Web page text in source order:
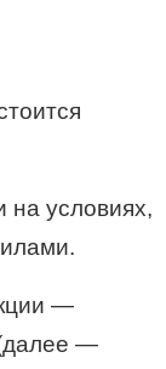
на условиях,
—
—